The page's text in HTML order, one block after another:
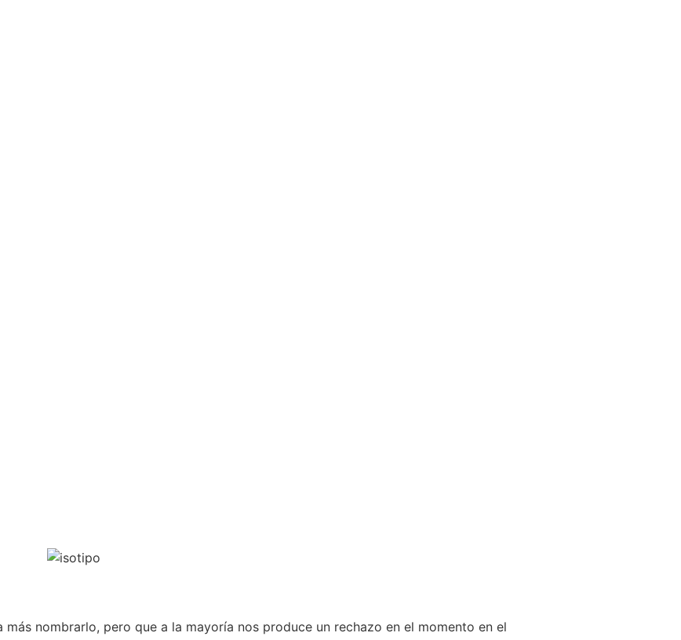
nombrarlo, pero que a la mayoría nos produce un rechazo en el momento en el